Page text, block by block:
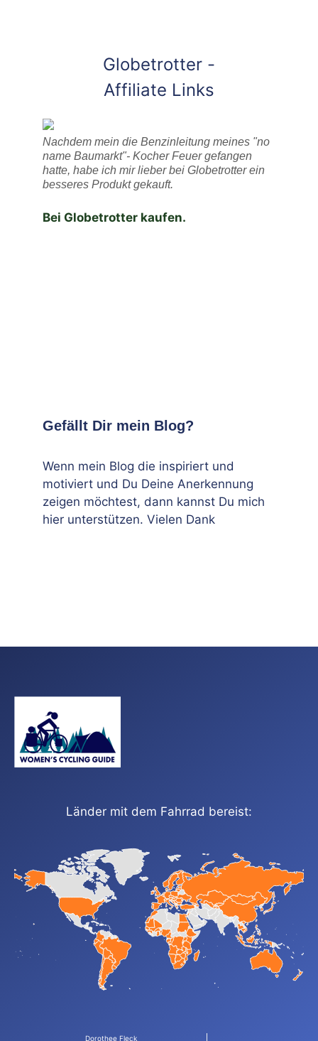
Globetrotter -
Affiliate Links
Nachdem mein die Benzinleitung meines "no
name Baumarkt"- Kocher Feuer gefangen
hatte, habe ich mir lieber bei Globetrotter ein
besseres Produkt gekauft.
Bei Globetrotter kaufen.
Gefällt Dir mein Blog?
Wenn mein Blog die inspiriert und
motiviert und Du Deine Anerkennung
zeigen möchtest, dann kannst Du mich
hier unterstützen. Vielen Dank
Länder mit dem Fahrrad bereist:
Dorothee Fleck